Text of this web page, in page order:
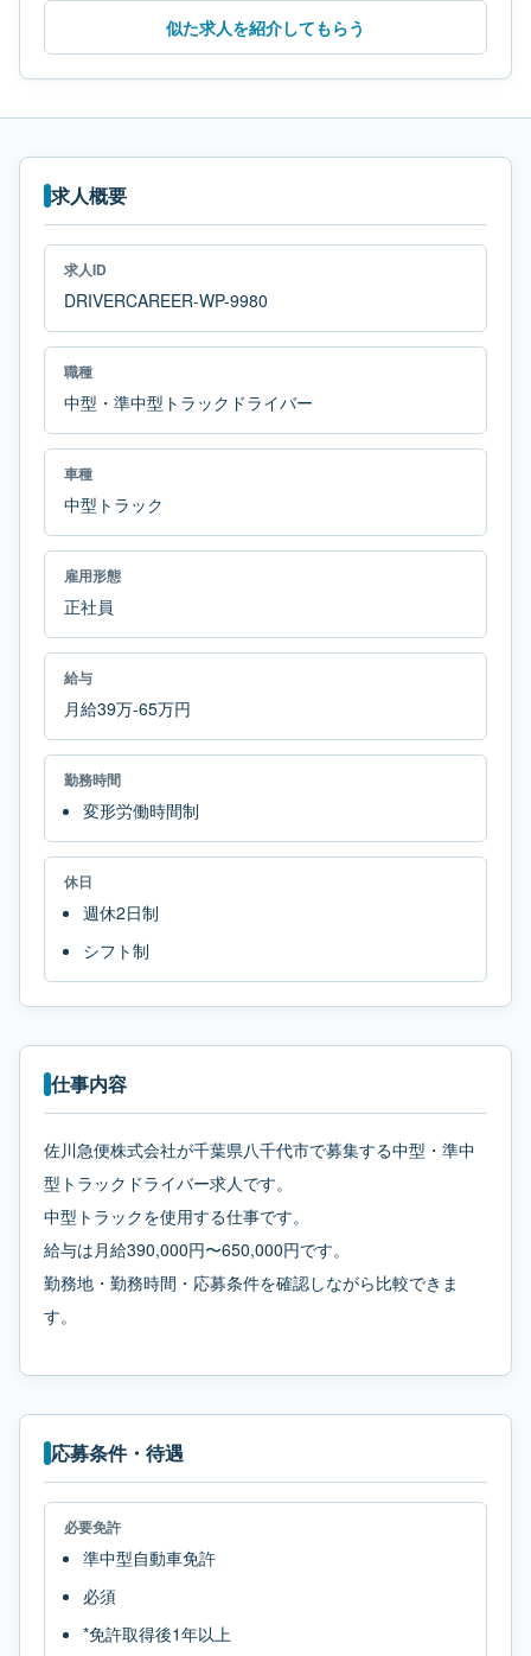
似た求人を紹介してもらう
求人概要
求人ID
DRIVERCAREER-WP-9980
職種
中型・準中型トラックドライバー
車種
中型トラック
雇用形態
正社員
給与
月給39万-65万円
勤務時間
変形労働時間制
休日
週休2日制
シフト制
仕事内容
佐川急便株式会社が千葉県八千代市で募集する中型・準中
型トラックドライバー求人です。
中型トラックを使用する仕事です。
給与は月給390,000円〜650,000円です。
勤務地・勤務時間・応募条件を確認しながら比較できま
す。
応募条件・待遇
必要免許
準中型自動車免許
必須
*免許取得後1年以上